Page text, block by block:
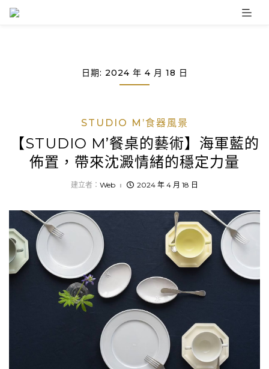
Skip
日期: 2024 年 4 月 18 日
STUDIO M’食器風景
【STUDIO M’餐桌的藝術】海軍藍的
佈置，帶來沈澱情緒的穩定力量
建立者： Web 2024 年 4 月 18 日